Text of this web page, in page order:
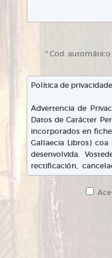
* Cod. automático